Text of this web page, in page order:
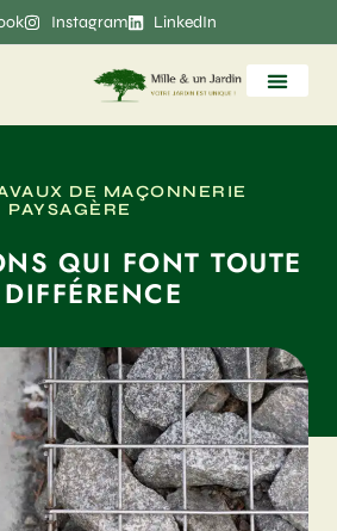
Instagram LinkedIn
DE MAÇONNERIE
PAYSAGÈRE
QUI FONT TOUTE